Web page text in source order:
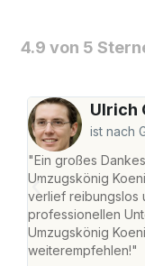
4.9 von 5
Ulrich
ist nach
"Ein großes
Umzugskönig
verlief reibungslos
professionellen
Umzugskönig
weiterempfehlen!"